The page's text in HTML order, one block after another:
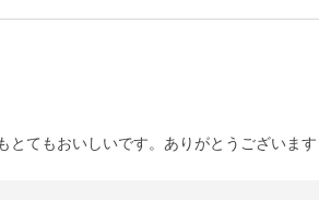
てもおいしいです。ありがとうございます